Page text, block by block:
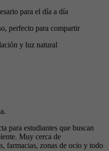
para el día a día
perfecto para compartir
y luz natural
para estudiantes que buscan
Muy cerca de
farmacias, zonas de ocio y todo